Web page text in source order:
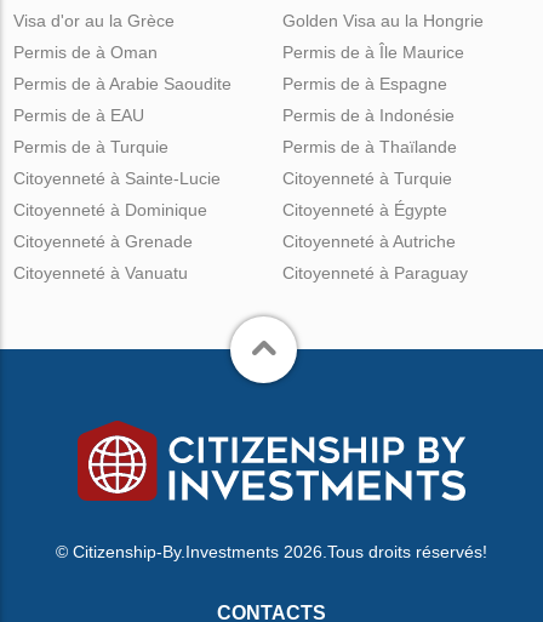
Visa d'or au la Grèce
Golden Visa au la Hongrie
Permis de à Oman
Permis de à Arabie Saoudite
Permis de à EAU
Permis de à Turquie
Permis de à Île Maurice
Permis de à Espagne
Permis de à Indonésie
Permis de à Thaïlande
Citoyenneté à Sainte-Lucie
Citoyenneté à Dominique
Citoyenneté à Grenade
Citoyenneté à Vanuatu
Citoyenneté à Turquie
Citoyenneté à Égypte
Citoyenneté à Autriche
Citoyenneté à Paraguay
© Citizenship-By.Investments 2026.Tous droits réservés!
CONTACTS